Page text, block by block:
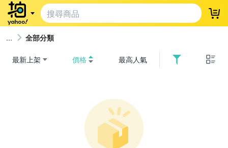
登
全部分類
最新上架 價格 最高人氣